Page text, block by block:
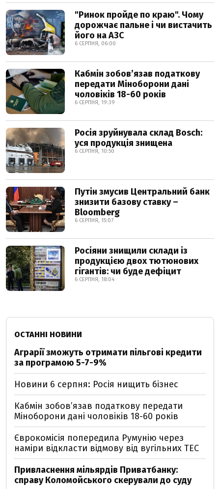
"Ринок пройде по краю". Чому
дорожчає пальне і чи вистачить
його на АЗС
6 СЕРПНЯ, 06:00
Кабмін зобовʼязав податкову
передати Міноборони дані
чоловіків 18-60 років
6 СЕРПНЯ, 19:39
Росія зруйнувала склад Bosch:
уся продукція знищена
6 СЕРПНЯ, 10:50
Путін змусив Центральний банк
знизити базову ставку –
Bloomberg
6 СЕРПНЯ, 15:07
Росіяни знищили склади із
продукцією двох тютюнових
гігантів: чи буде дефіцит
6 СЕРПНЯ, 18:04
ОСТАННІ НОВИНИ
Аграрії зможуть отримати пільгові кредити
за програмою 5-7-9%
Новини 6 серпня: Росія нищить бізнес
Кабмін зобовʼязав податкову передати
Міноборони дані чоловіків 18-60 років
Єврокомісія попередила Румунію через
наміри відкласти відмову від вугільних ТЕС
Привласнення мільярдів Приватбанку:
справу Коломойського скерували до суду